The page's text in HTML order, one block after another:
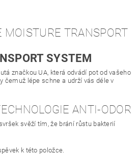
SYSTEM
značkou UA, která odvádí pot od vašeho
čemuž lépe schne a udrží vás déle v
svěží tím, že brání růstu bakterií
k této položce.